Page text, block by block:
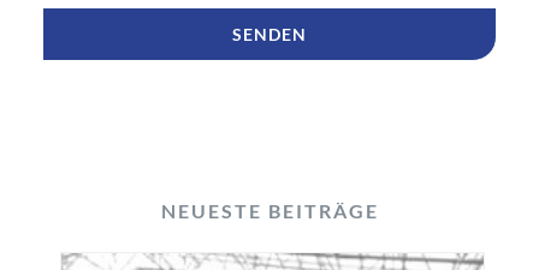
NEUESTE BEITRÄGE